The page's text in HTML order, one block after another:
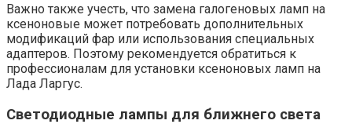
Важно также учесть, что замена галогеновых ламп на
ксеноновые может потребовать дополнительных
модификаций фар или использования специальных
адаптеров. Поэтому рекомендуется обратиться к
профессионалам для установки ксеноновых ламп на
Лада Ларгус.
Светодиодные лампы для ближнего света